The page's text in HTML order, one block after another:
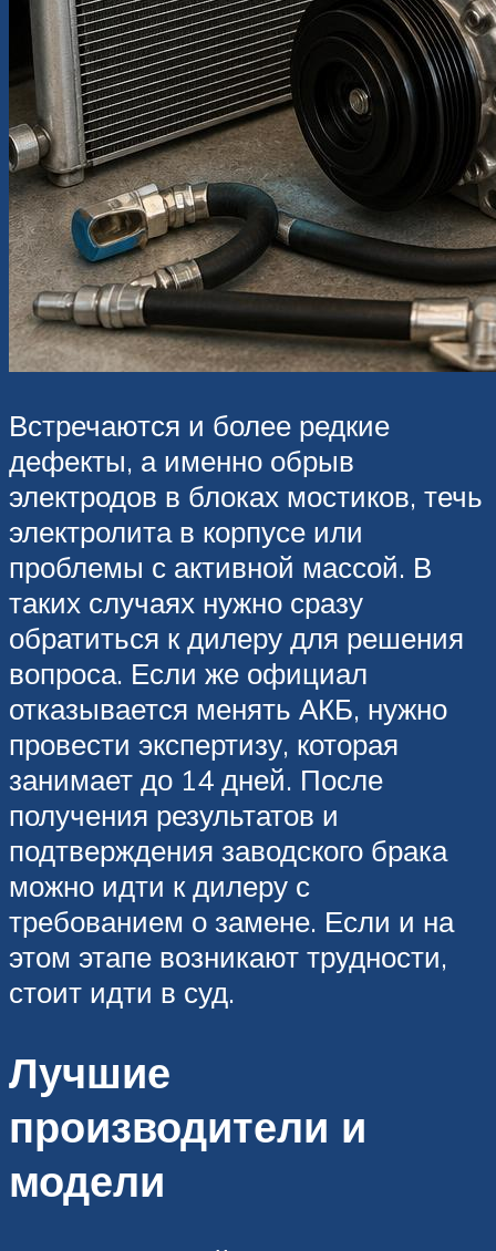
Встречаются и более редкие
дефекты, а именно обрыв
электродов в блоках мостиков, течь
электролита в корпусе или
проблемы с активной массой. В
таких случаях нужно сразу
обратиться к дилеру для решения
вопроса. Если же официал
отказывается менять АКБ, нужно
провести экспертизу, которая
занимает до 14 дней. После
получения результатов и
подтверждения заводского брака
можно идти к дилеру с
требованием о замене. Если и на
этом этапе возникают трудности,
стоит идти в суд.
Лучшие
производители и
модели